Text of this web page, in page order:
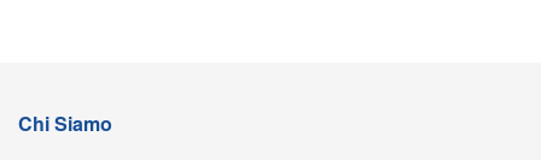
Chi Siamo